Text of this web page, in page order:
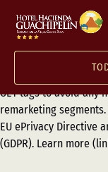
Ensure proper
European Economic
Switzerland by
UET tags to avoid any
remarketing
EU ePrivacy Directive
(GDPR). Learn more
Saltar a la
Saltar al contenido
Saltar al pie de página